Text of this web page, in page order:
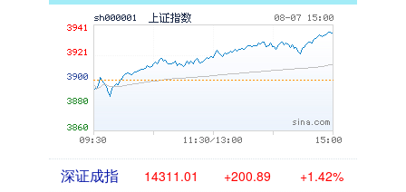
深证成指 14311.01 +200.89 +1.42%